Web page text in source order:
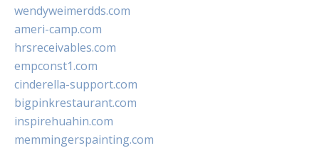
wendyweimerdds.com
ameri-camp.com
hrsreceivables.com
empconst1.com
cinderella-support.com
bigpinkrestaurant.com
inspirehuahin.com
memmingerspainting.com